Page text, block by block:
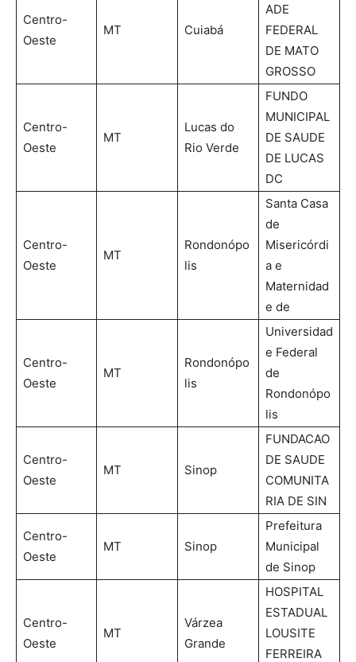
Centro-
Oeste
MT Cuiabá
ADE
FEDERAL
DE MATO
GROSSO
Centro-
Oeste
MT
Lucas do
Rio Verde
FUNDO
MUNICIPAL
DE SAUDE
DE LUCAS
DC
Centro-
Oeste
MT
Rondonópo
lis
Santa Casa
de
Misericórdi
a e
Maternidad
e de
Centro-
Oeste
MT
Rondonópo
lis
Universidad
e Federal
de
Rondonópo
lis
Centro-
Oeste
MT Sinop
FUNDACAO
DE SAUDE
COMUNITA
RIA DE SIN
Centro-
Oeste
MT Sinop
Prefeitura
Municipal
de Sinop
Centro-
Oeste
MT
Várzea
Grande
HOSPITAL
ESTADUAL
LOUSITE
FERREIRA